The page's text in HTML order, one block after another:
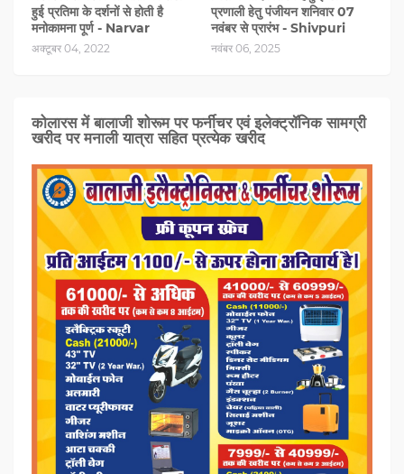
हुई प्रतिमा के दर्शनों से होती है
मनोकामना पूर्ण - Narvar
अक्टूबर 04, 2022
प्रणाली हेतु पंजीयन शनिवार 07
नवंबर से प्रारंभ - Shivpuri
नवंबर 06, 2025
कोलारस में बालाजी शोरूम पर फर्नीचर एवं इलेक्ट्रॉनिक सामग्री
खरीद पर मनाली यात्रा सहित प्रत्‍येक खरीद